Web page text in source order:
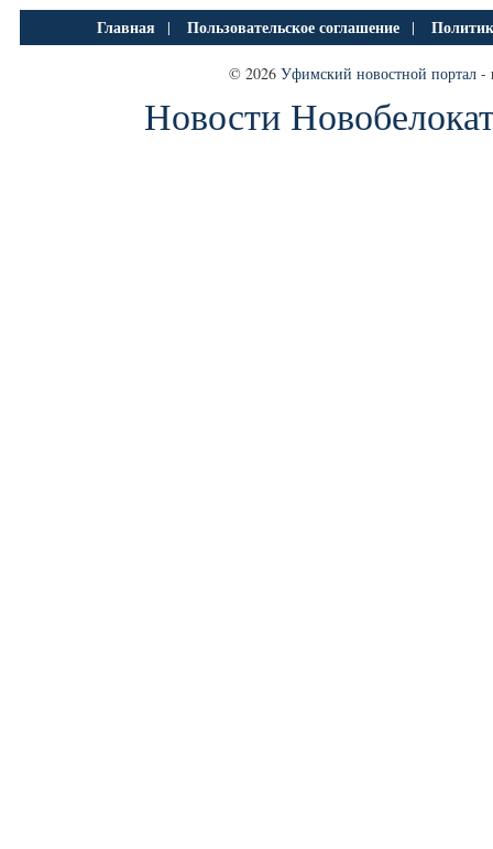
Главная | Пользовательское соглашение |
© 2026 Уфимский новостной портал -
Новости